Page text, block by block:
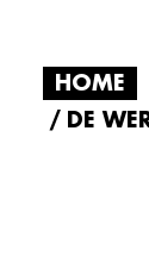
HOME
DE